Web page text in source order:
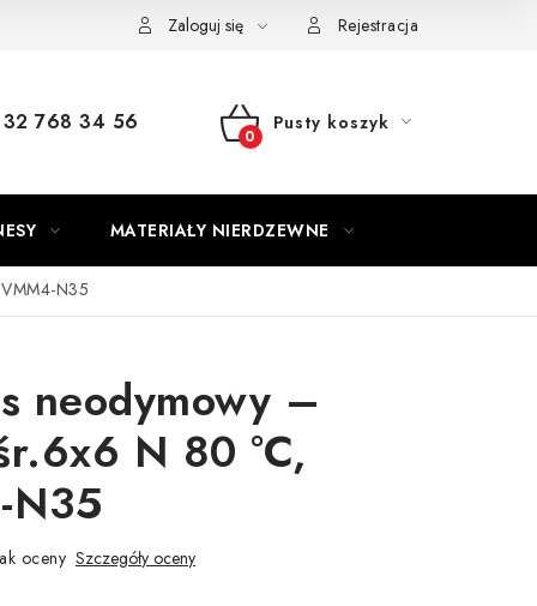
Zaloguj się Rejestracja
768 34 56
KOSZYK
Pusty koszyk
MATERIAŁY NIERDZEWNE
N35
neodymowy –
N 80 °C,
N35
oceny Szczegóły oceny